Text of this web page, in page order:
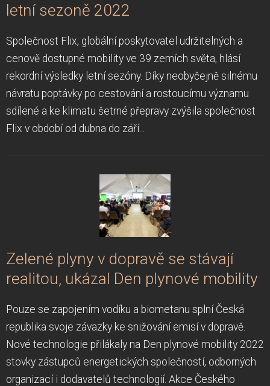
letní sezoně 2022
Společnost Flix, globální poskytovatel udržitelných a
cenově dostupné mobility ve 39 zemích světa, hlásí
rekordní výsledky letní sezóny. Díky neobyčejně silnému
návratu poptávky po cestování a rostoucímu významu
sdílené a ke klimatu šetrné přepravy zvýšila společnost
Flix v období od dubna do září...
Zelené plyny v dopravě se stávají
realitou, ukázal Den plynové mobility
Pouze se zapojením vodíku a biometanu splní Česká
republika svoje závazky ke snižování emisí v dopravě.
Nové technologie přilákaly na Den plynové mobility 2022
stovky zástupců energetických společností, odborných
organizací i dodavatelů technologií. Akce Českého